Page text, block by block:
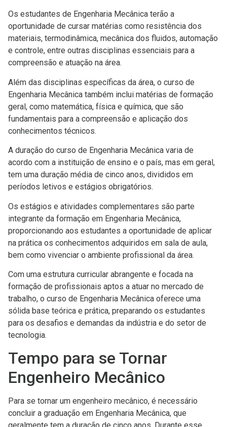
Os estudantes de Engenharia Mecânica terão a
oportunidade de cursar matérias como resistência dos
materiais, termodinâmica, mecânica dos fluidos, automação
e controle, entre outras disciplinas essenciais para a
compreensão e atuação na área.
Além das disciplinas específicas da área, o curso de
Engenharia Mecânica também inclui matérias de formação
geral, como matemática, física e química, que são
fundamentais para a compreensão e aplicação dos
conhecimentos técnicos.
A duração do curso de Engenharia Mecânica varia de
acordo com a instituição de ensino e o país, mas em geral,
tem uma duração média de cinco anos, divididos em
períodos letivos e estágios obrigatórios.
Os estágios e atividades complementares são parte
integrante da formação em Engenharia Mecânica,
proporcionando aos estudantes a oportunidade de aplicar
na prática os conhecimentos adquiridos em sala de aula,
bem como vivenciar o ambiente profissional da área.
Com uma estrutura curricular abrangente e focada na
formação de profissionais aptos a atuar no mercado de
trabalho, o curso de Engenharia Mecânica oferece uma
sólida base teórica e prática, preparando os estudantes
para os desafios e demandas da indústria e do setor de
tecnologia.
Tempo para se Tornar
Engenheiro Mecânico
Para se tornar um engenheiro mecânico, é necessário
concluir a graduação em Engenharia Mecânica, que